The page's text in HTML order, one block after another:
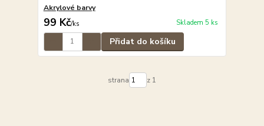
Akrylové barvy
99 Kč/ks Skladem 5 ks
Přidat do košíku
strana z 1